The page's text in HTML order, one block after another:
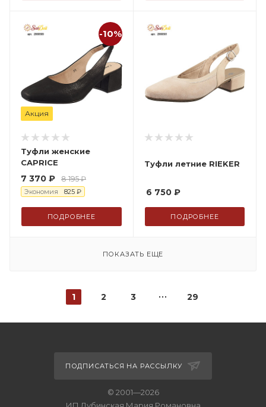
-10%
Акция
Туфли женские
CAPRICE
7 370 ₽ 8 195₽
Экономия 825 ₽
ПОДРОБНЕЕ
Туфли летние RIEKER
6 750₽
ПОДРОБНЕЕ
ПОКАЗАТЬ ЕЩЕ
1 2 3 29
ПОДПИСАТЬСЯ НА РАССЫЛКУ
© 2001—2026